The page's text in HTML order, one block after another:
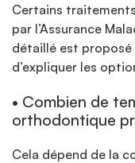
Certains
par l’Assurance
détaillé est
d’expliquer les
• Combien de
orthodontique
Cela dépend de la